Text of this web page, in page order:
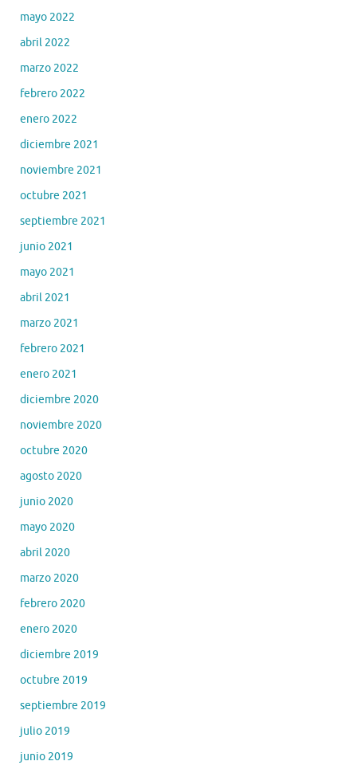
mayo 2022
abril 2022
marzo 2022
febrero 2022
enero 2022
diciembre 2021
noviembre 2021
octubre 2021
septiembre 2021
junio 2021
mayo 2021
abril 2021
marzo 2021
febrero 2021
enero 2021
diciembre 2020
noviembre 2020
octubre 2020
agosto 2020
junio 2020
mayo 2020
abril 2020
marzo 2020
febrero 2020
enero 2020
diciembre 2019
octubre 2019
septiembre 2019
julio 2019
junio 2019